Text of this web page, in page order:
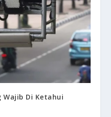
Wajib Di Ketahui